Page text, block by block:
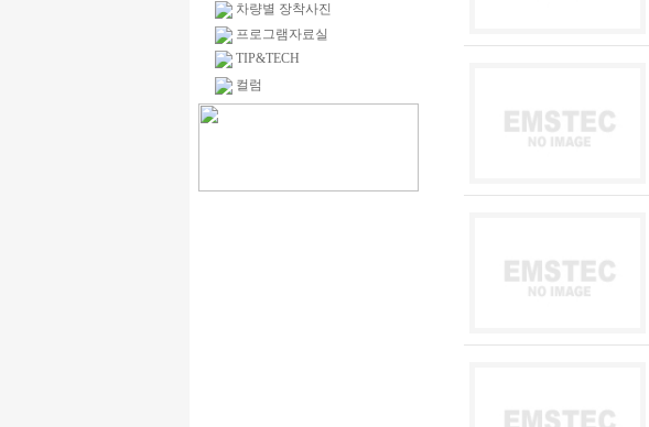
차량별 장착사진
프로그램자료실
TIP&TECH
컬럼